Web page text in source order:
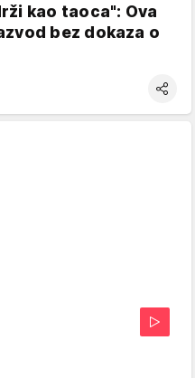
kao taoca": Ova
bez dokaza o